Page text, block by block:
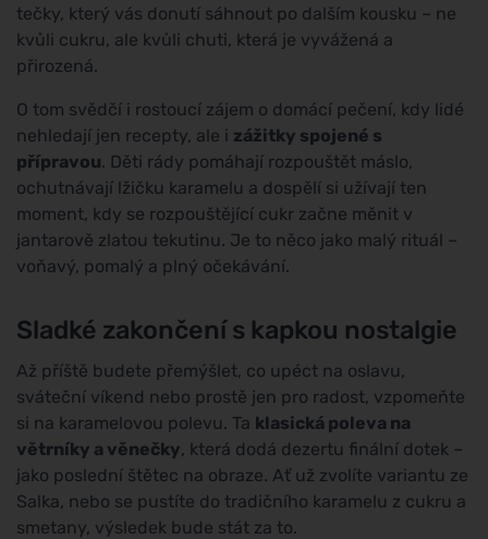
tečky, který vás donutí sáhnout po dalším kousku – ne
kvůli cukru, ale kvůli chuti, která je vyvážená a
přirozená.
O tom svědčí i rostoucí zájem o domácí pečení, kdy lidé
nehledají jen recepty, ale i zážitky spojené s
přípravou. Děti rády pomáhají rozpouštět máslo,
ochutnávají lžičku karamelu a dospělí si užívají ten
moment, kdy se rozpouštějící cukr začne měnit v
jantarově zlatou tekutinu. Je to něco jako malý rituál –
voňavý, pomalý a plný očekávání.
Sladké zakončení s kapkou nostalgie
Až příště budete přemýšlet, co upéct na oslavu,
sváteční víkend nebo prostě jen pro radost, vzpomeňte
si na karamelovou polevu. Ta klasická poleva na
větrníky a věnečky, která dodá dezertu finální dotek –
jako poslední štětec na obraze. Ať už zvolíte variantu ze
Salka, nebo se pustíte do tradičního karamelu z cukru a
smetany, výsledek bude stát za to.